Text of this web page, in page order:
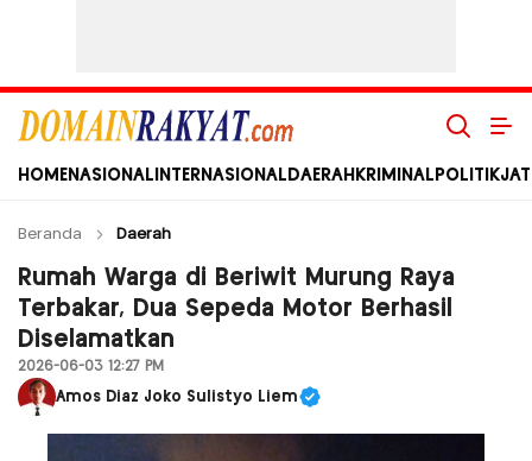
Domain Rakyat
Berita Hari Ini Terkini dan Terbaru Indonesia dan Internasional
HOME NASIONAL INTERNASIONAL DAERAH KRIMINAL POLITIK
Beranda Daerah
Rumah Warga di Beriwit Murung Raya
Terbakar, Dua Sepeda Motor Berhasil
Diselamatkan
2026-06-03 12:27 PM
Amos Diaz Joko Sulistyo Liem